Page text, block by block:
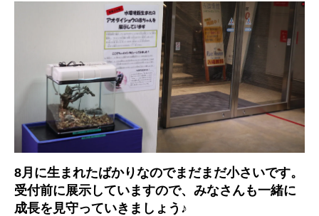
8月に生まれたばかりなのでまだまだ小さいです。
受付前に展示していますので、みなさんも一緒に
成長を見守っていきましょう♪